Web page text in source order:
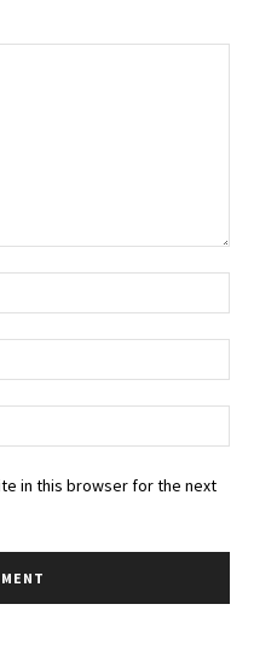
in this browser for the next